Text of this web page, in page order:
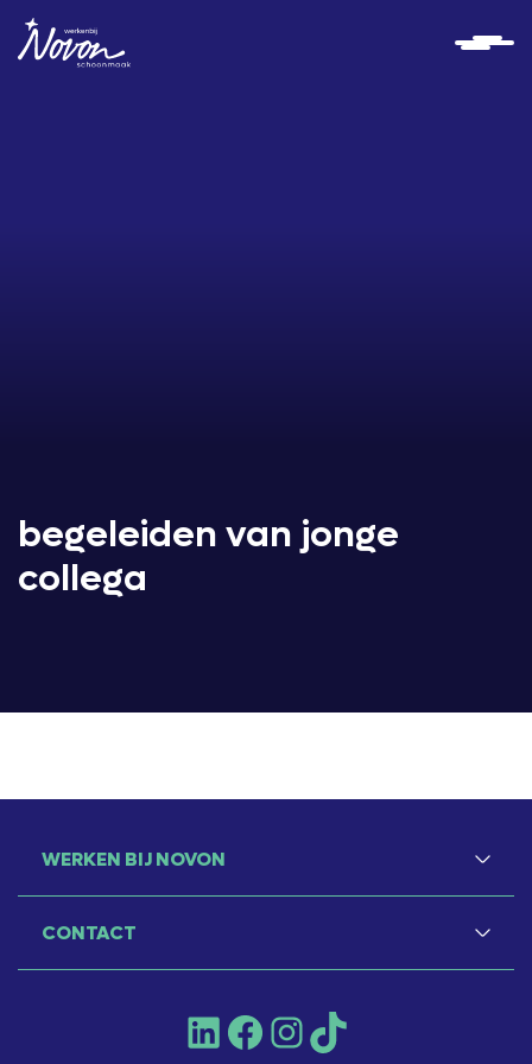
begeleiden van jonge
collega
WERKEN BIJ NOVON
CONTACT
LinkedInFacebookInstagram
TikTok